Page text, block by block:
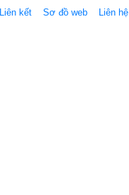
Liên kết Sơ đồ web Liên hệ